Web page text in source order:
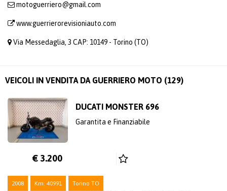
motoguerriero@gmail.com
www.guerrierorevisioniauto.com
Via Messedaglia, 3 CAP: 10149 - Torino (TO)
VEICOLI IN VENDITA DA GUERRIERO MOTO (129)
DUCATI MONSTER 696
Garantita e Finanziabile
€ 3.200
2008 Km: 40991 Torino TO